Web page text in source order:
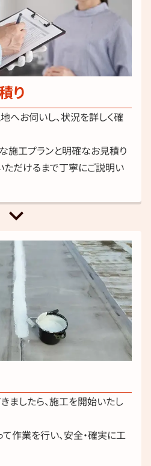
り
へお伺いし、状況を詳しく確
施工プランと明確なお見積り
ただけるまで丁寧にご説明い
keyboard_arrow_down
ましたら、施工を開始いたし
作業を行い、安全・確実に工